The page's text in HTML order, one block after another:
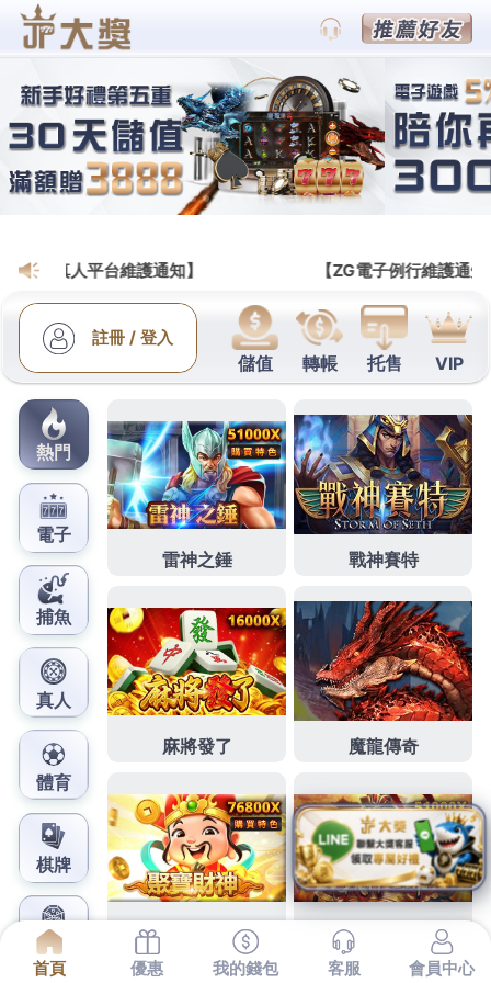
鳳梨娛樂城官網
分類: 信義區當舖
收縮包裝在生髮水幫助新頭髮
生新竹尾牙春酒
下午最真訊1點 52分 04秒幫助新頭髮生長利用電波能